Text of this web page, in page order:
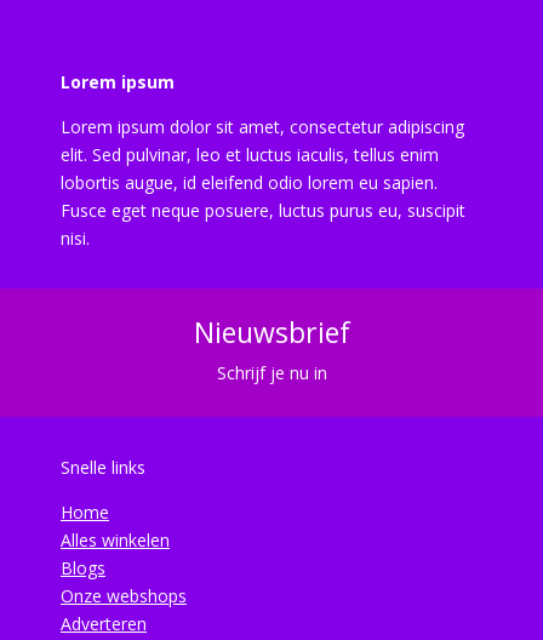
Lorem ipsum
Lorem ipsum dolor sit amet, consectetur adipiscing
elit. Sed pulvinar, leo et luctus iaculis, tellus enim
lobortis augue, id eleifend odio lorem eu sapien.
Fusce eget neque posuere, luctus purus eu, suscipit
nisi.
Nieuwsbrief
Schrijf je nu in
Snelle links
Home
Alles winkelen
Blogs
Onze webshops
Adverteren